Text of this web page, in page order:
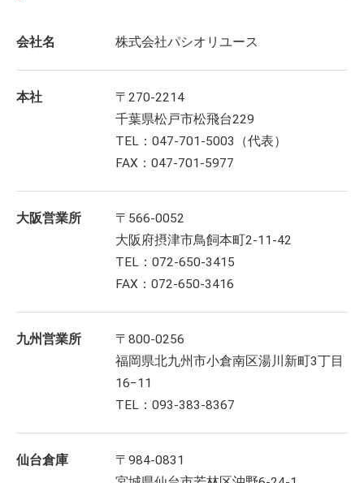
会社名 株式会社パシオリユース
本社
〒270-2214
千葉県松戸市松飛台229
TEL：047-701-5003（代表）
FAX：047-701-5977
大阪営業所
〒566-0052
大阪府摂津市鳥飼本町2-11-42
TEL：072-650-3415
FAX：072-650-3416
九州営業所
〒800-0256
福岡県北九州市小倉南区湯川新町3丁目
16−11
TEL：093-383-8367
仙台倉庫
〒984-0831